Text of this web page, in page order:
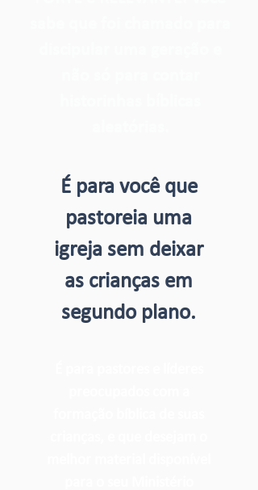
É para você que
pastoreia uma
igreja sem deixar
as crianças em
segundo plano.